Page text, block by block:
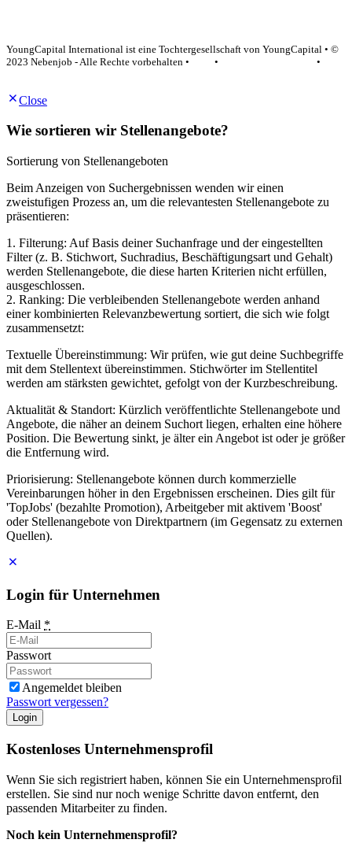
YoungCapital International ist eine Tochtergesellschaft von YoungCapital • ©
2023 Nebenjob - Alle Rechte vorbehalten •
•
•
Close
Wie sortieren wir Stellenangebote?
Sortierung von Stellenangeboten
Beim Anzeigen von Suchergebnissen wenden wir einen
zweistufigen Prozess an, um die relevantesten Stellenangebote zu
präsentieren:
1. Filterung: Auf Basis deiner Suchanfrage und der eingestellten
Filter (z. B. Stichwort, Suchradius, Beschäftigungsart und Gehalt)
werden Stellenangebote, die diese harten Kriterien nicht erfüllen,
ausgeschlossen.
2. Ranking: Die verbleibenden Stellenangebote werden anhand
einer kombinierten Relevanzbewertung sortiert, die sich wie folgt
zusammensetzt:
Textuelle Übereinstimmung: Wir prüfen, wie gut deine Suchbegriffe
mit dem Stellentext übereinstimmen. Stichwörter im Stellentitel
werden am stärksten gewichtet, gefolgt von der Kurzbeschreibung.
Aktualität & Standort: Kürzlich veröffentlichte Stellenangebote und
Angebote, die näher an deinem Suchort liegen, erhalten eine höhere
Position. Die Bewertung sinkt, je älter ein Angebot ist oder je größer
die Entfernung wird.
Priorisierung: Stellenangebote können durch kommerzielle
Vereinbarungen höher in den Ergebnissen erscheinen. Dies gilt für
'TopJobs' (bezahlte Promotion), Arbeitgeber mit aktivem 'Boost'
oder Stellenangebote von Direktpartnern (im Gegensatz zu externen
Quellen).
Login für Unternehmen
E-Mail *
Passwort
Angemeldet bleiben
Passwort vergessen?
Login
Kostenloses Unternehmensprofil
Wenn Sie sich registriert haben, können Sie ein Unternehmensprofil
erstellen. Sie sind nur noch wenige Schritte davon entfernt, den
passenden Mitarbeiter zu finden.
Noch kein Unternehmensprofil?